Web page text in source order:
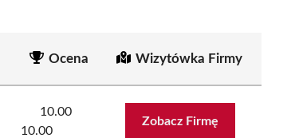
Ocena Wizytówka Firmy
10.00
10.00
Zobacz Firmę